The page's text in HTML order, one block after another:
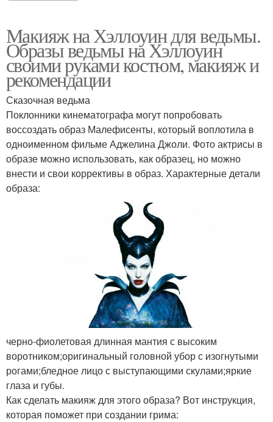
Макияж на Хэллоуин для ведьмы.
Образы ведьмы на Хэллоуин
своими руками костюм, макияж и
рекомендации
Сказочная ведьма
Поклонники кинематографа могут попробовать
воссоздать образ Малефисенты, который воплотила в
одноименном фильме Аджелина Джоли. Фото актрисы в
образе можно использовать, как образец, но можно
внести и свои коррективы в образ. Характерные детали
образа:
черно-фиолетовая длинная мантия с высоким
воротником;оригинальный головной убор с изогнутыми
рогами;бледное лицо с выступающими скулами;яркие
глаза и губы.
Как сделать макияж для этого образа? Вот инструкция,
которая поможет при создании грима: